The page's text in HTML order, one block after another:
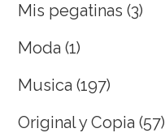
Mis pegatinas (3)
Moda (1)
Musica (197)
Original y Copia (57)